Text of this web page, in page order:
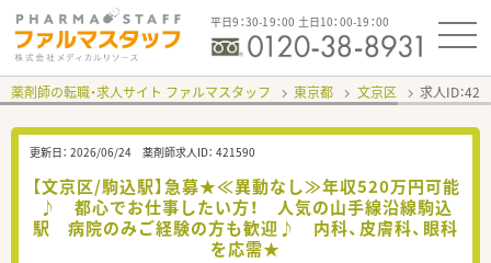
平日9：30-19：00 土日10：00-19：00
薬剤師の転職・求人サイト ファルマスタッフ 東京都 文京区 求人ID：
更新日： 2026/06/24 薬剤師求人ID： 421590
【文京区/駒込駅】急募★≪異動なし≫年収520万円可能
♪ 都心でお仕事したい方！ 人気の山手線沿線駒込
駅 病院のみご経験の方も歓迎♪ 内科、皮膚科、眼科
を応需★